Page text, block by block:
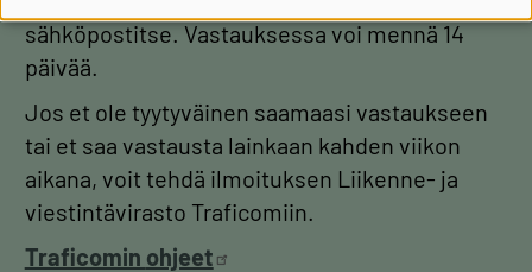
sähköpostitse. Vastauksessa voi mennä 14
päivää.
Jos et ole tyytyväinen saamaasi vastaukseen
tai et saa vastausta lainkaan kahden viikon
aikana, voit tehdä ilmoituksen Liikenne- ja
viestintävirasto Traficomiin.
Traficomin ohjeet